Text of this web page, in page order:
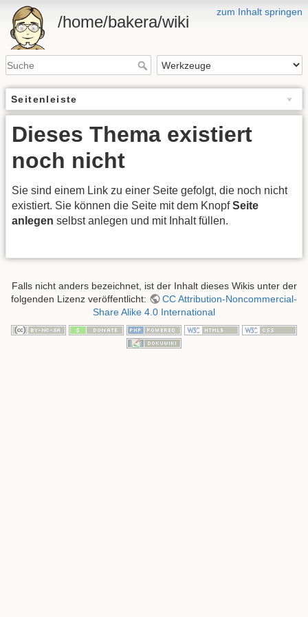
zum Inhalt springen
/home/bakera/wiki
Seitenleiste
Dieses Thema existiert
noch nicht
Sie sind einem Link zu einer Seite gefolgt, die noch nicht
existiert. Sie können die Seite mit dem KnopfSeite
anlegen selbst anlegen und mit Inhalt füllen.
Falls nicht anders bezeichnet, ist der Inhalt dieses Wikis unter der
folgenden Lizenz veröffentlicht:
CC Attribution-Noncommercial-
Share Alike 4.0 International